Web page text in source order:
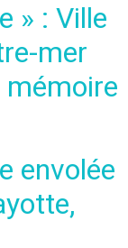
» : Ville
mer
mémoire
envolée